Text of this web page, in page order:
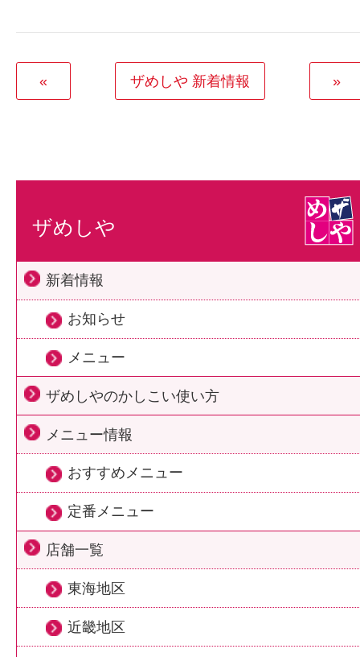
« ザめしや 新着情報 »
ザめしや
新着情報
お知らせ
メニュー
ザめしやのかしこい使い方
メニュー情報
おすすめメニュー
定番メニュー
店舗一覧
東海地区
近畿地区